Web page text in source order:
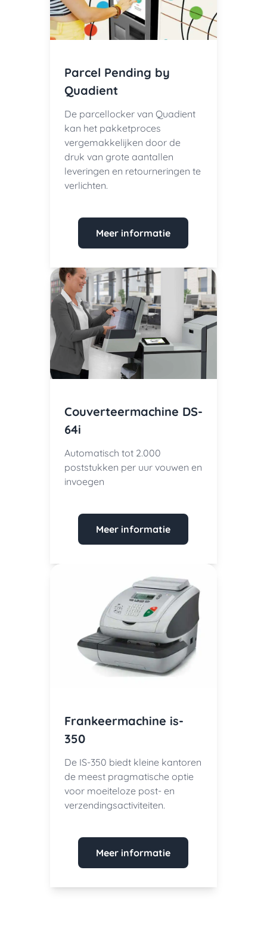
Parcel Pending by
Quadient
De parcellocker van Quadient
kan het pakketproces
vergemakkelijken door de
druk van grote aantallen
leveringen en retourneringen te
verlichten.
Meer informatie
Couverteermachine DS-
64i
Automatisch tot 2.000
poststukken per uur vouwen en
invoegen
Meer informatie
Frankeermachine is-
350
De IS-350 biedt kleine kantoren
de meest pragmatische optie
voor moeiteloze post- en
verzendingsactiviteiten.
Meer informatie